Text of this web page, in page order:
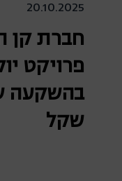
20.10.2025
חברת קן
פרויקט
שקל